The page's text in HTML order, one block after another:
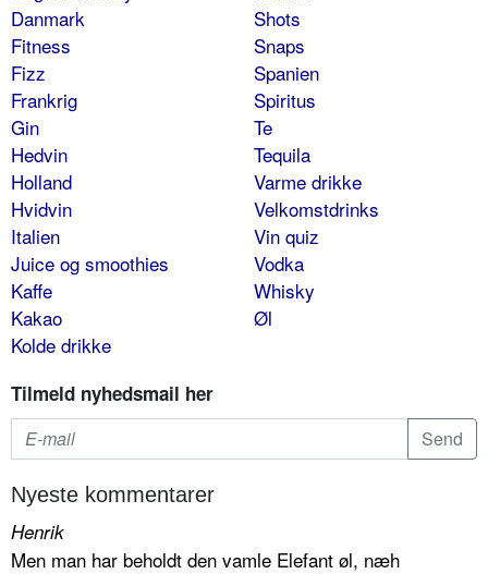
Danmark
Fitness
Fizz
Frankrig
Gin
Hedvin
Holland
Hvidvin
Italien
Juice og smoothies
Kaffe
Kakao
Kolde drikke
Shots
Snaps
Spanien
Spiritus
Te
Tequila
Varme drikke
Velkomstdrinks
Vin quiz
Vodka
Whisky
Øl
Tilmeld nyhedsmail her
Nyeste kommentarer
Henrik
Men man har beholdt den vamle Elefant øl, næh